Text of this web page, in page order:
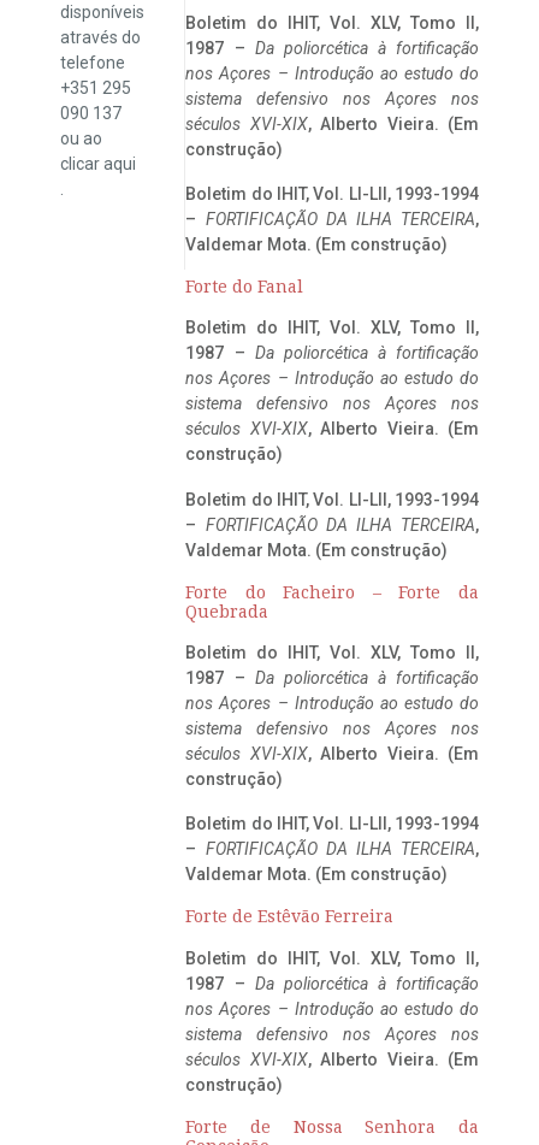
disponíveis
através do
telefone
+351 295
090 137
ou ao
clicaraqui
Boletim do IHIT, Vol. XLV, Tomo II,
1987 – Da poliorcética à fortificação
nos Açores – Introdução ao estudo do
sistema defensivo nos Açores nos
séculos XVI-XIX, Alberto Vieira. (Em
construção)
Boletim do IHIT, Vol. LI-LII, 1993-1994
– FORTIFICAÇÃO DA ILHA TERCEIRA,
Valdemar Mota. (Em construção)
Forte do Fanal
Boletim do IHIT, Vol. XLV, Tomo II,
1987 – Da poliorcética à fortificação
nos Açores – Introdução ao estudo do
sistema defensivo nos Açores nos
séculos XVI-XIX, Alberto Vieira. (Em
construção)
Boletim do IHIT, Vol. LI-LII, 1993-1994
– FORTIFICAÇÃO DA ILHA TERCEIRA,
Valdemar Mota. (Em construção)
Forte do Facheiro – Forte da
Quebrada
Boletim do IHIT, Vol. XLV, Tomo II,
1987 – Da poliorcética à fortificação
nos Açores – Introdução ao estudo do
sistema defensivo nos Açores nos
séculos XVI-XIX, Alberto Vieira. (Em
construção)
Boletim do IHIT, Vol. LI-LII, 1993-1994
– FORTIFICAÇÃO DA ILHA TERCEIRA,
Valdemar Mota. (Em construção)
Forte de Estêvão Ferreira
Boletim do IHIT, Vol. XLV, Tomo II,
1987 – Da poliorcética à fortificação
nos Açores – Introdução ao estudo do
sistema defensivo nos Açores nos
séculos XVI-XIX, Alberto Vieira. (Em
construção)
Forte de Nossa Senhora da